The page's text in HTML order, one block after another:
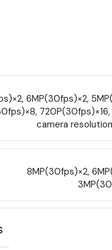
6MP(30fps)×2,
camera
8MP(30fps)×2,